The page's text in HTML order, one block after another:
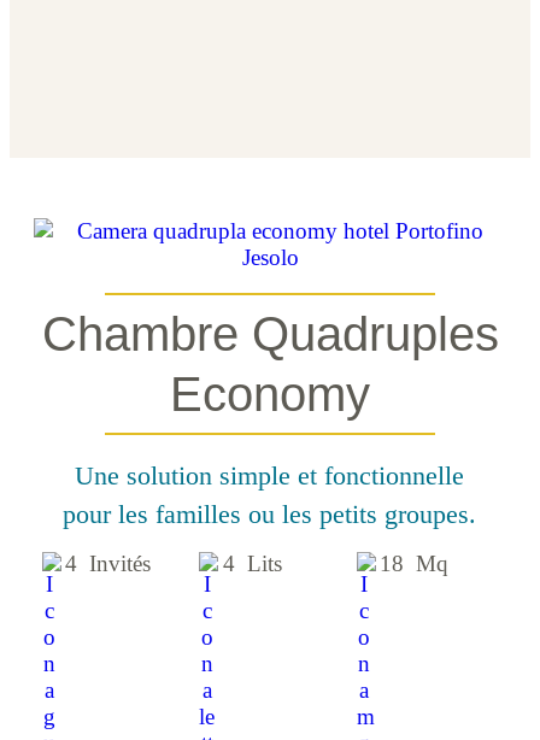
Chambre Quadruples
Economy
Une solution simple et fonctionnelle
pour les familles ou les petits groupes.
4 Invités 4 Lits 18 Mq